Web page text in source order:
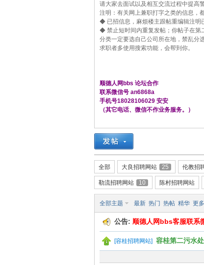
人
请大家去面试以及相互交流过程中提高
注明：有关网上兼职打字之类的信息，
◆ 已招信息，麻烦楼主跟帖重编辑注明
◆ 禁止短时间内重复发帖；你帖子在第
分类一定要选自己公司所在地，禁乱分
求职者多使用搜索功能，会帮到你。
顺德人网bbs 论坛合作
联系微信号 an6868a
手机号18028106029 安安
（其它电话、微信不作业务服务。）
全部 大良招聘网站 25 伦教招
勒流招聘网站 10 陈村招聘网站
全部主题 最新 热门 热帖 精华 更多
公告: 顺德人网bbs客服联系
[容桂招聘网站] 容桂第二污水